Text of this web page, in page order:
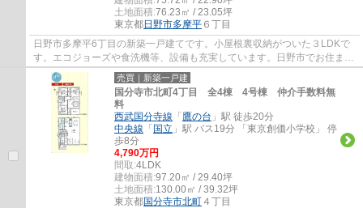
土地面積:76.23㎡ / 23.05坪
東京都日野市多摩平 ６丁目
日野市多摩平6丁目の新築一戸建てです。小屋根裏収納がついた３LDKで
す。エコジョーズや食洗機等、設備も充実しています。日野市でお住まい
をお探しなら、多摩地区に詳しいエージーホ...
売買｜新築一戸建
国分寺市北町4丁目 全4棟 4号棟 仲介手数料無
料
西武国分寺線 「 鷹の台 」駅 徒歩20分
中央線 「 国立 」駅 バス19分 「東京創価小学校」 停
歩8分
4,790万円
間取:4LDK
建物面積:97.20㎡ / 29.40坪
土地面積:130.00㎡ / 39.32坪
東京都国分寺市北町 ４丁目